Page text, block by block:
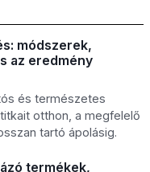
módszerek,
az eredmény
és természetes
otthon, a megfelelő
tartó ápolásig.
termékek,